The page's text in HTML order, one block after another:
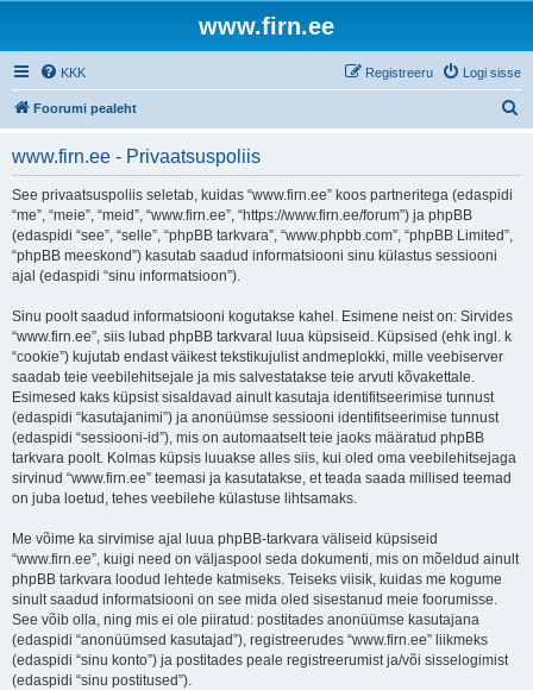
www.firn.ee
KKK Logi sisse
Registreeru
Foorumi pealeht
www.firn.ee - Privaatsuspoliis
See privaatsuspoliis seletab, kuidas “www.firn.ee” koos partneritega (edaspidi
“me”, “meie”, “meid”, “www.firn.ee”, “https://www.firn.ee/forum”) ja phpBB
(edaspidi “see”, “selle”, “phpBB tarkvara”, “www.phpbb.com”, “phpBB Limited”,
“phpBB meeskond”) kasutab saadud informatsiooni sinu külastus sessiooni
ajal (edaspidi “sinu informatsioon”).
Sinu poolt saadud informatsiooni kogutakse kahel. Esimene neist on: Sirvides
“www.firn.ee”, siis lubad phpBB tarkvaral luua küpsiseid. Küpsised (ehk ingl. k
“cookie”) kujutab endast väikest tekstikujulist andmeplokki, mille veebiserver
saadab teie veebilehitsejale ja mis salvestatakse teie arvuti kõvakettale.
Esimesed kaks küpsist sisaldavad ainult kasutaja identifitseerimise tunnust
(edaspidi “kasutajanimi”) ja anonüümse sessiooni identifitseerimise tunnust
(edaspidi “sessiooni-id”), mis on automaatselt teie jaoks määratud phpBB
tarkvara poolt. Kolmas küpsis luuakse alles siis, kui oled oma veebilehitsejaga
sirvinud “www.firn.ee” teemasi ja kasutatakse, et teada saada millised teemad
on juba loetud, tehes veebilehe külastuse lihtsamaks.
Me võime ka sirvimise ajal luua phpBB-tarkvara väliseid küpsiseid
“www.firn.ee”, kuigi need on väljaspool seda dokumenti, mis on mõeldud ainult
phpBB tarkvara loodud lehtede katmiseks. Teiseks viisik, kuidas me kogume
sinult saadud informatsiooni on see mida oled sisestanud meie foorumisse.
See võib olla, ning mis ei ole piiratud: postitades anonüümse kasutajana
(edaspidi “anonüümsed kasutajad”), registreerudes “www.firn.ee” liikmeks
(edaspidi “sinu konto”) ja postitades peale registreerumist ja/või sisselogimist
(edaspidi “sinu postitused”).